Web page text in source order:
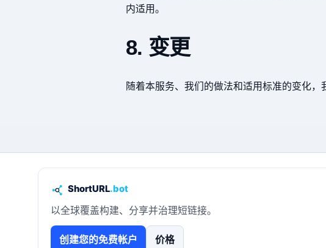
内适用。
8. 变更
随着本服务、我们的做法和适用标准的变化
以全球覆盖构建、分享并治理短链接。
创建您的免费帐户 价格